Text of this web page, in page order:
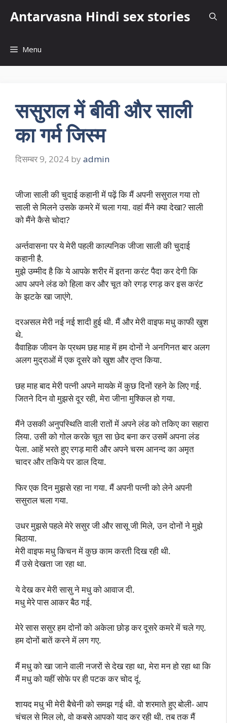
Antarvasna Hindi sex stories
Menu
ससुराल में बीवी और साली
का गर्म जिस्म
दिसम्बर 9, 2024 by admin
जीजा साली की चुदाई कहानी में पढ़ें कि मैं अपनी ससुराल गया तो
साली से मिलने उसके कमरे में चला गया. वहां मैंने क्या देखा? साली
को मैंने कैसे चोदा?
अर्न्तवासना पर ये मेरी पहली काल्पनिक जीजा साली की चुदाई
कहानी है.
मुझे उम्मीद है कि ये आपके शरीर में इतना करंट पैदा कर देगी कि
आप अपने लंड को हिला कर और चूत को रगड़ रगड़ कर इस करंट
के झटके खा जाएंगे.
दरअसल मेरी नई नई शादी हुई थी. मैं और मेरी वाइफ मधु काफी खुश
थे.
वैवाहिक जीवन के प्रथम छह माह में हम दोनों ने अनगिनत बार अलग
अलग मुद्राओं में एक दूसरे को खुश और तृप्त किया.
छह माह बाद मेरी पत्नी अपने मायके में कुछ दिनों रहने के लिए गई.
जितने दिन वो मुझसे दूर रही, मेरा जीना मुश्किल हो गया.
मैंने उसकी अनुपस्थिति वाली रातों में अपने लंड को तकिए का सहारा
लिया. उसी को गोल करके चूत सा छेद बना कर उसमें अपना लंड
पेला. आहें भरते हुए रगड़ मारी और अपने चरम आनन्द का अमृत
चादर और तकिये पर डाल दिया.
फिर एक दिन मुझसे रहा ना गया. मैं अपनी पत्नी को लेने अपनी
ससुराल चला गया.
उधर मुझसे पहले मेरे ससुर जी और सासू जी मिले, उन दोनों ने मुझे
बिठाया.
मेरी वाइफ मधु किचन में कुछ काम करती दिख रही थी.
मैं उसे देखता जा रहा था.
ये देख कर मेरी सासु ने मधु को आवाज दी.
मधु मेरे पास आकर बैठ गई.
मेरे सास ससुर हम दोनों को अकेला छोड़ कर दूसरे कमरे में चले गए.
हम दोनों बातें करने में लग गए.
मैं मधु को खा जाने वाली नजरों से देख रहा था, मेरा मन हो रहा था कि
मैं मधु को यहीं सोफे पर ही पटक कर चोद दूं.
शायद मधु भी मेरी बैचेनी को समझ गई थी. वो शरमाते हुए बोली- आप
चंचल से मिल लो, वो कबसे आपको याद कर रही थी. तब तक मैं